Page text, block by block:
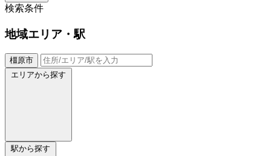
検索条件
地域エリア・駅
橿原市
エリアから探す
駅から探す